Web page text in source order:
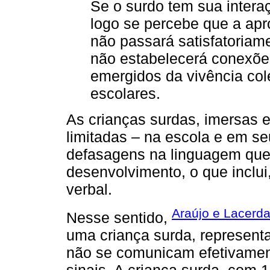
Se o surdo tem sua
logo se percebe que a
não passará
não estabelecerá
emergidos da vivência
escolares.
As crianças surdas, imersas
limitadas – na escola e em
defasagens na linguagem
desenvolvimento, o que
verbal.
Nesse sentido, Araújo e
uma criança surda,
não se comunicam